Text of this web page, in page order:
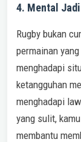
4. Mental
Rugby bukan
permainan
menghadapi
ketangguhan
menghadapi
yang sulit,
membantu